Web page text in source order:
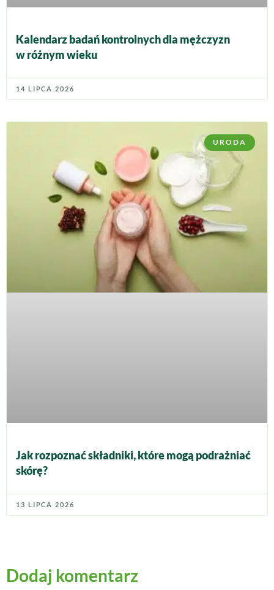
Kalendarz badań kontrolnych dla mężczyzn
w różnym wieku
14 LIPCA 2026
URODA
Jak rozpoznać składniki, które mogą podrażniać
skórę?
13 LIPCA 2026
Dodaj komentarz